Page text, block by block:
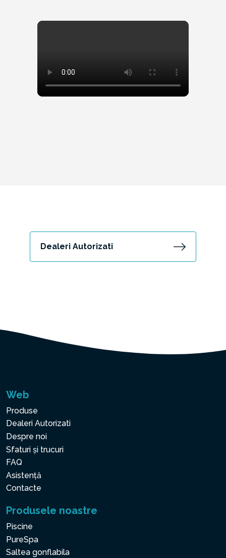
Dealeri Autorizati
Web
Produse
Dealeri Autorizati
Despre noi
Sfaturi și trucuri
FAQ
Asistență
Contacte
Produsele noastre
Piscine
PureSpa
Saltea gonflabila